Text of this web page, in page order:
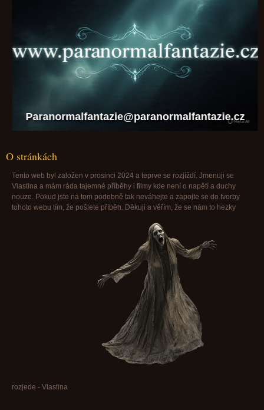
Paranormalfantazie@paranormalfantazie.cz
O stránkách
Tento web byl založen v prosinci 2024 a teprve se rozjíždí. Jmenuji se
Vlastina a mám ráda tajemné příběhy i filmy kde není o napětí a duchy
nouze. Pokud jste na tom podobně tak neváhejte a zapojte se do tvorby
tohoto webu tím, že pošlete příběh. Děkuji a věřím, že se nám to hezky
rozjede - Vlastina